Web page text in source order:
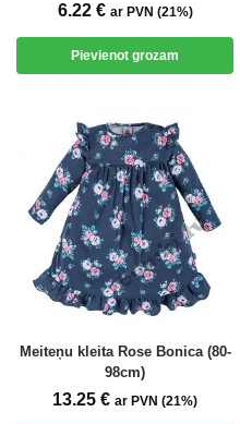
6.22 € ar PVN (21%)
Pievienot grozam
Meiteņu kleita Rose Bonica (80-
98cm)
13.25 € ar PVN (21%)